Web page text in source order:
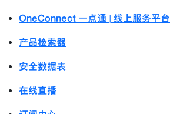
OneConnect 一点通 | 线上服务平台
产品检索器
安全数据表
在线直播